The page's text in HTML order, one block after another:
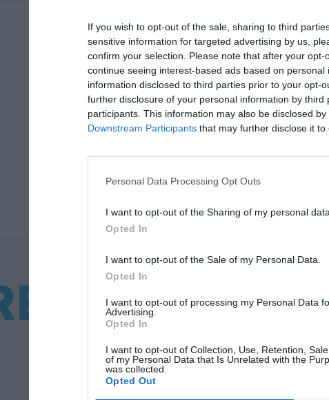
If you wish to opt-out of the sale, sharing to third
sensitive information for targeted advertising by us,
confirm your selection. Please note that after your
continue seeing interest-based ads based on
information disclosed to third parties prior to your opt-
further disclosure of your personal information by third
participants. This information may also be disclosed
Downstream Participants that may further disclose it to
Personal Data Processing Opt Outs
I want to opt-out of the Sharing of my personal data.
Opted In
I want to opt-out of the Sale of my Personal Data.
Opted In
I want to opt-out of processing my Personal Data
Advertising.
Opted In
I want to opt-out of Collection, Use, Retention,
of my Personal Data that Is Unrelated with the
was collected.
Opted Out
BULETINA